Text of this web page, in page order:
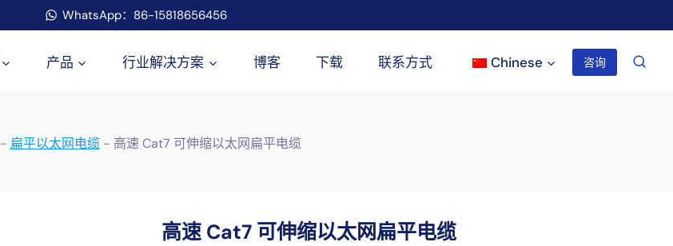
WhatsApp：86-15818656456
产品 行业解决方案 博客 下载 联系方式 Chinese 咨询
- 扁平以太网电缆- 高速 Cat7 可伸缩以太网扁平电缆
高速 Cat7 可伸缩以太网扁平电缆